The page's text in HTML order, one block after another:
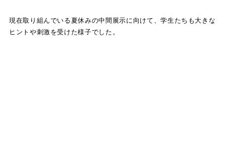
現在取り組んでいる夏休みの中間展示に向けて、学生たちも大きな
ヒントや刺激を受けた様子でした。